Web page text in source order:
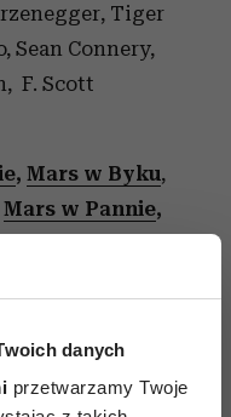
danych
przetwarzamy Twoje
Tiger
Sean Connery,
F. Scott
, Mars w Byku,
Mars w Pannie,
Od